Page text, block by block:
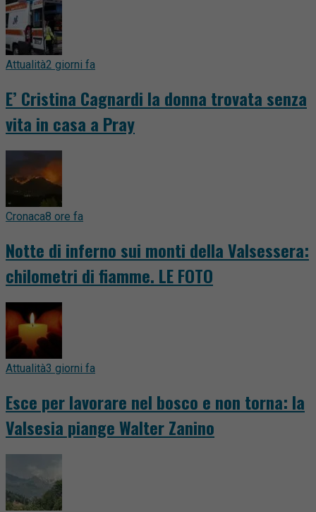
Attualità2 giorni fa
E’ Cristina Cagnardi la donna trovata senza
vita in casa a Pray
Cronaca8 ore fa
Notte di inferno sui monti della Valsessera:
chilometri di fiamme. LE FOTO
Attualità3 giorni fa
Esce per lavorare nel bosco e non torna: la
Valsesia piange Walter Zanino